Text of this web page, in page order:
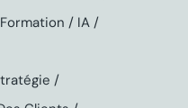
Formation
IA